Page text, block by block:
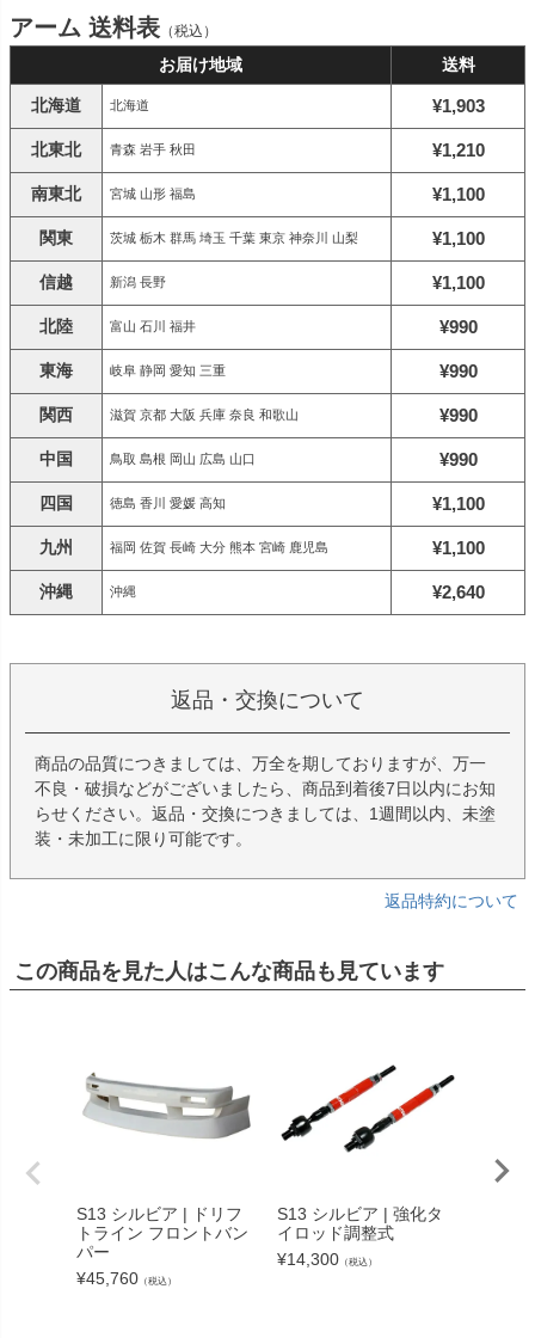
アーム 送料表 （税込）
お届け地域 送料
北海道 北海道 ¥1,903
北東北 青森 岩手 秋田 ¥1,210
南東北 宮城 山形 福島 ¥1,100
関東 茨城 栃木 群馬 埼玉 千葉 東京 神奈川 山梨 ¥1,100
信越 新潟 長野 ¥1,100
北陸 富山 石川 福井 ¥990
東海 岐阜 静岡 愛知 三重 ¥990
関西 滋賀 京都 大阪 兵庫 奈良 和歌山 ¥990
中国 鳥取 島根 岡山 広島 山口 ¥990
四国 徳島 香川 愛媛 高知 ¥1,100
九州 福岡 佐賀 長崎 大分 熊本 宮崎 鹿児島 ¥1,100
沖縄 沖縄 ¥2,640
返品・交換について
商品の品質につきましては、万全を期しておりますが、万一
不良・破損などがございましたら、商品到着後7日以内にお知
らせください。返品・交換につきましては、1週間以内、未塗
装・未加工に限り可能です。
返品特約について
この商品を見た人はこんな商品も見ています
S13 シルビア | ドリフ
トライン フロントバン
パー
¥45,760 （税込）
S13 シルビア | 強化タ
イロッド調整式
¥14,300 （税込）